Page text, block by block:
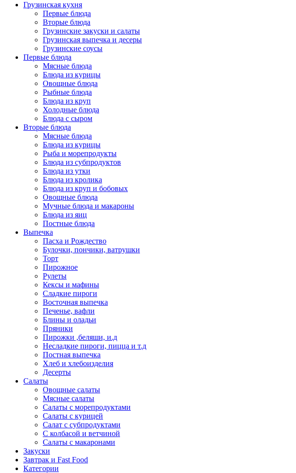
Грузинская кухня
Первые блюда
Вторые блюда
Грузинские закуски и салаты
Грузинская выпечка и десеры
Грузинские соусы
Первые блюда
Мясные блюда
Блюда из курицы
Овощные блюда
Рыбные блюда
Блюда из круп
Холодные блюда
Блюда с сыром
Вторые блюда
Мясные блюда
Блюда из курицы
Рыба и морепродукты
Блюда из субпродуктов
Блюда из утки
Блюда из кролика
Блюда из круп и бобовых
Овощные блюда
Мучные блюда и макароны
Блюда из яиц
Постные блюда
Выпечка
Пасха и Рождество
Булочки, пончики, ватрушки
Торт
Пирожное
Рулеты
Кексы и мафины
Сладкие пироги
Восточная выпечка
Печенье, вафли
Блины и оладьи
Пряники
Пирожки ,беляши, и.д
Несладкие пироги, пицца и т.д
Постная выпечка
Хлеб и хлебоизделия
Десерты
Салаты
Овощные салаты
Мясные салаты
Салаты с морепродуктами
Салаты с курицей
Салат с субпродуктами
С колбасой и ветчиной
Салаты с макаронами
Закуски
Завтрак и Fast Food
Категории